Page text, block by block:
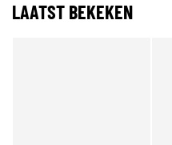
LAATST BEKEKEN